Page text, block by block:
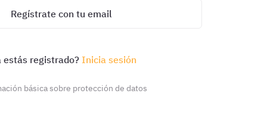
Regístrate con tu email
estás registrado? Inicia sesión
básica sobre protección de datos